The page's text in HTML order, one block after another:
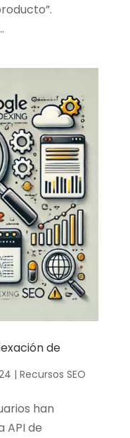
de
| Recursos SEO
han
API de